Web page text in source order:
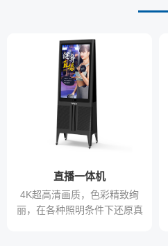
直播一体机
4K超高清画质，色彩精致绚
丽，在各种照明条件下还原真